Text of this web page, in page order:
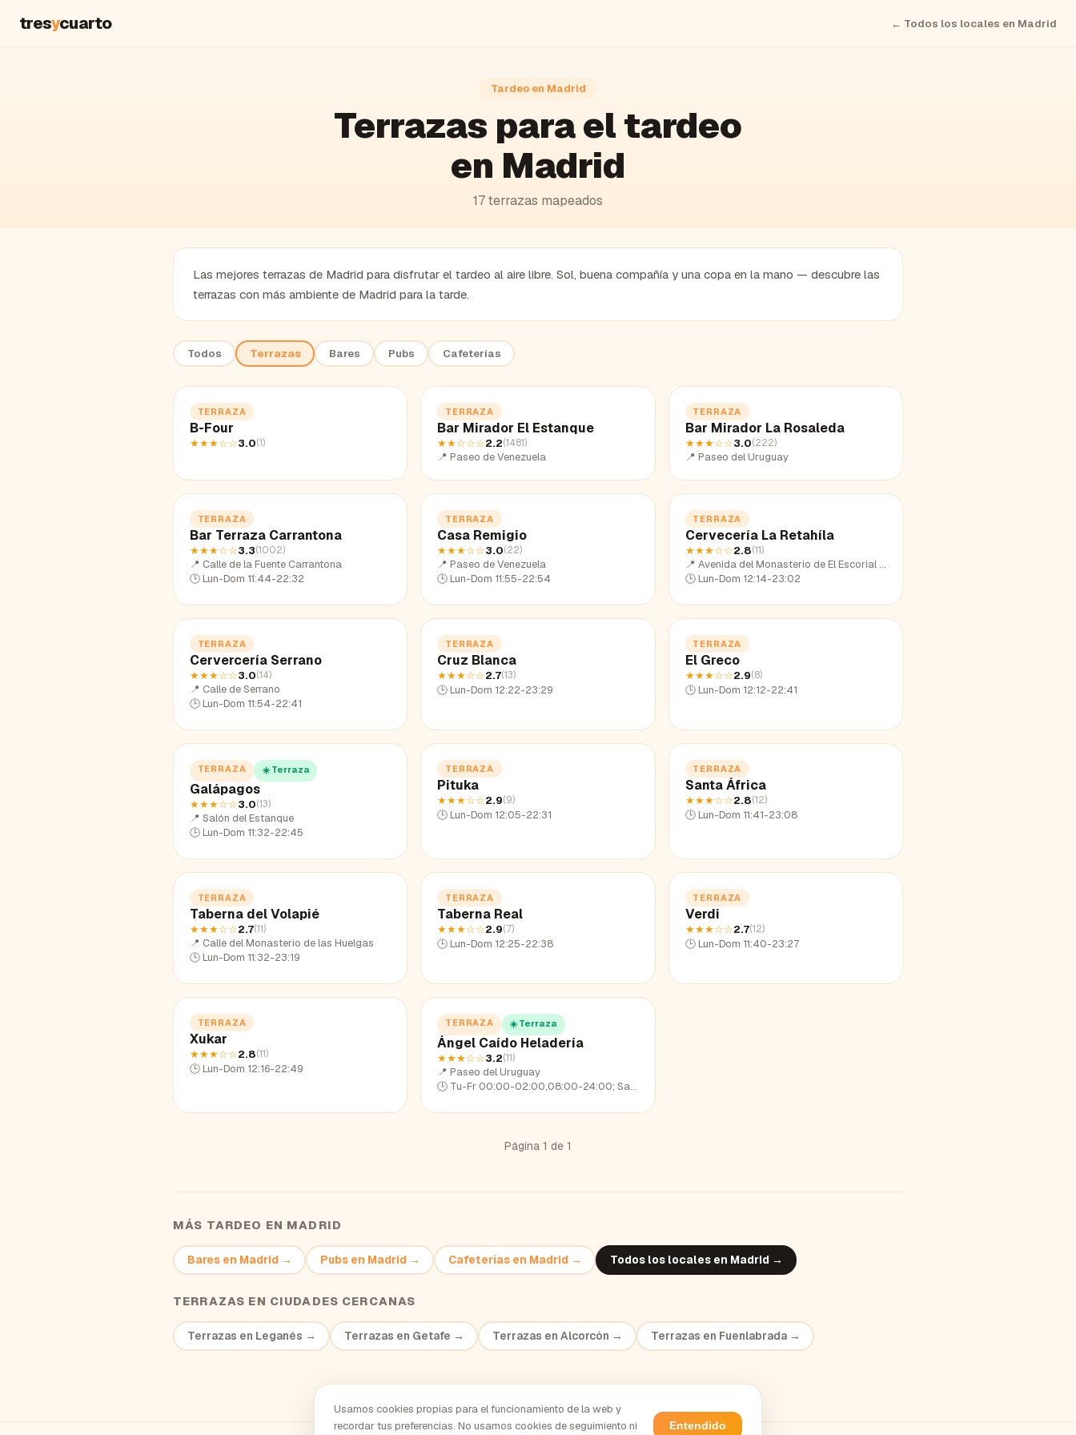
tresycuarto ← Todos los locales en Madrid
Tardeo en Madrid
Terrazas para el tardeo
en Madrid
17terrazas mapeados
Las mejores terrazas de Madrid para disfrutar el tardeo al aire libre. Sol, buena compañía y una copa en la mano — descubre las
terrazas con más ambiente de Madrid para la tarde.
Todos Terrazas Bares Pubs Cafeterías
TERRAZA
B-Four
★★★☆☆3.0(1)
TERRAZA
Bar Mirador El Estanque
★★☆☆☆2.2(1481)
📍 Paseo de Venezuela
TERRAZA
Bar Mirador La Rosaleda
★★★☆☆3.0(222)
📍 Paseo del Uruguay
TERRAZA
Bar Terraza Carrantona
★★★☆☆3.3(1002)
📍 Calle de la Fuente Carrantona
🕒 Lun-Dom 11:44-22:32
TERRAZA
Casa Remigio
★★★☆☆3.0(22)
📍 Paseo de Venezuela
🕒 Lun-Dom 11:55-22:54
TERRAZA
Cervecería La Retahíla
★★★☆☆2.8(11)
📍 Avenida del Monasterio de El Escorial 10
🕒 Lun-Dom 12:14-23:02
TERRAZA
Cervercería Serrano
★★★☆☆3.0(14)
📍 Calle de Serrano
🕒 Lun-Dom 11:54-22:41
TERRAZA
Cruz Blanca
★★★☆☆2.7(13)
🕒 Lun-Dom 12:22-23:29
TERRAZA
El Greco
★★★☆☆2.9(8)
🕒 Lun-Dom 12:12-22:41
TERRAZA ☀️ Terraza
Galápagos
★★★☆☆3.0(13)
📍 Salón del Estanque
🕒 Lun-Dom 11:32-22:45
TERRAZA
Pituka
★★★☆☆2.9(9)
🕒 Lun-Dom 12:05-22:31
TERRAZA
Santa África
★★★☆☆2.8(12)
🕒 Lun-Dom 11:41-23:08
TERRAZA
Taberna del Volapié
★★★☆☆2.7(11)
📍 Calle del Monasterio de las Huelgas
🕒 Lun-Dom 11:32-23:19
TERRAZA
Taberna Real
★★★☆☆2.9(7)
🕒 Lun-Dom 12:25-22:38
TERRAZA
Verdi
★★★☆☆2.7(12)
🕒 Lun-Dom 11:40-23:27
TERRAZA
Xukar
★★★☆☆2.8(11)
🕒 Lun-Dom 12:16-22:49
TERRAZA ☀️ Terraza
Ángel Caído Heladería
★★★☆☆3.2(11)
📍 Paseo del Uruguay
🕒 Tu-Fr 00:00-02:00,08:00-24:00; Sa-Mo 00:00-02:30,08:00-24:00; PH -1 08:00-24:00; PH 00:00-02:30,08:00-24:00; PH +1 00:00-02:30
Página 1 de 1
MÁS TARDEO EN MADRID
Baresen Madrid → Pubsen Madrid → Cafeteríasen Madrid → Todos los locales en Madrid →
TERRAZAS EN CIUDADES CERCANAS
Terrazas en Leganés → Terrazas en Getafe → Terrazas en Alcorcón → Terrazas en Fuenlabrada→
Usamos cookies propias para el funcionamiento de la web y
recordar tus preferencias. No usamos cookies de seguimiento ni
Entendido